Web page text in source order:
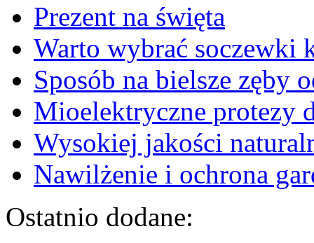
Prezent na święta
Warto wybrać soczewki
Sposób na bielsze zęby
Mioelektryczne protezy
Wysokiej jakości
Nawilżenie i ochrona
Ostatnio dodane: